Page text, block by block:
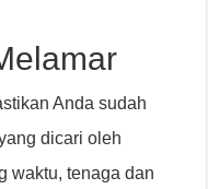
Anda sudah
dicari oleh
waktu, tenaga dan